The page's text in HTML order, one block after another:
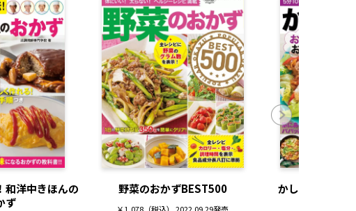
和洋中きほんの
ず
野菜のおかずBEST500
かしこい時短！